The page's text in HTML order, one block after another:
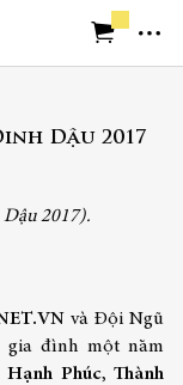
trợ giúp
Dậu 2017
2017).
và Đội Ngũ
gia đình một năm
Hạnh Phúc, Thành